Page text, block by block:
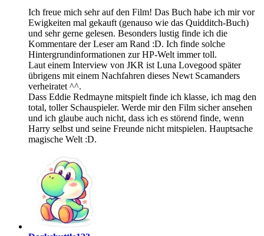
Ich freue mich sehr auf den Film! Das Buch habe ich mir vor
Ewigkeiten mal gekauft (genauso wie das Quidditch-Buch)
und sehr gerne gelesen. Besonders lustig finde ich die
Kommentare der Leser am Rand :D. Ich finde solche
Hintergrundinformationen zur HP-Welt immer toll.
Laut einem Interview von JKR ist Luna Lovegood später
übrigens mit einem Nachfahren dieses Newt Scamanders
verheiratet ^^.
Dass Eddie Redmayne mitspielt finde ich klasse, ich mag den
total, toller Schauspieler. Werde mir den Film sicher ansehen
und ich glaube auch nicht, dass ich es störend finde, wenn
Harry selbst und seine Freunde nicht mitspielen. Hauptsache
magische Welt :D.